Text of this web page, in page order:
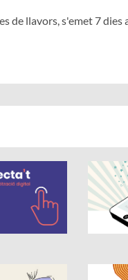
de llavors, s'emet 7
5.